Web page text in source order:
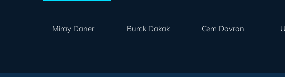
Miray Daner Burak Dakak Cem Davran